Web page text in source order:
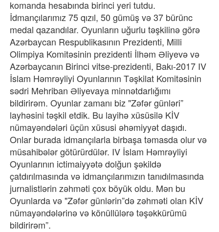
komanda hesabında birinci yeri tutdu.
İdmançılarımız 75 qızıl, 50 gümüş və 37 bürünc
medal qazandılar. Oyunların uğurlu təşkilinə görə
Azərbaycan Respublikasının Prezidenti, Milli
Olimpiya Komitəsinin prezidenti İlhəm Əliyevə və
Azərbaycanın Birinci vitse-prezidenti, Bakı-2017 IV
İslam Həmrəyliyi Oyunlarının Təşkilat Komitəsinin
sədri Mehriban Əliyevaya minnətdarlığımı
bildirirəm. Oyunlar zamanı biz "Zəfər günləri”
layhəsini təşkil etdik. Bu layihə xüsüsilə KİV
nümayəndələri üçün xüsusi əhəmiyyət daşıdı.
Onlar burada idmançılarla birbaşa təmasda olur və
müsahibələr götürürdülər. IV İslam Həmrəyliyi
Oyunlarının ictimaiyyətə dolğun şəkildə
çatdırılmasında və idmançılarımızın tanıdılmasında
jurnalistlərin zəhməti çox böyük oldu. Mən bu
Oyunlarda və "Zəfər günlərin”də zəhməti olan KİV
nümayəndələrinə və könüllülərə təşəkkürümü
bildirirəm”.